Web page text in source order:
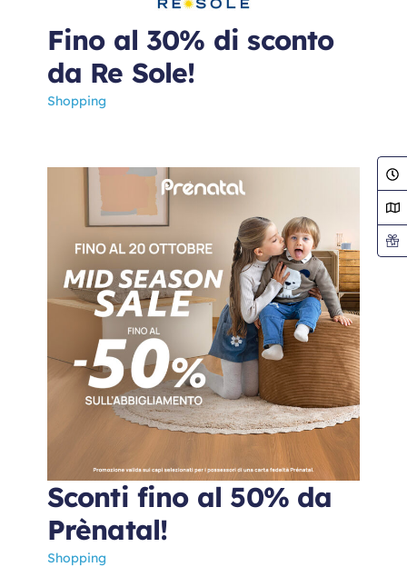
Fino al 30% di sconto
da Re Sole!
Shopping
Sconti fino al 50% da
Prènatal!
Shopping